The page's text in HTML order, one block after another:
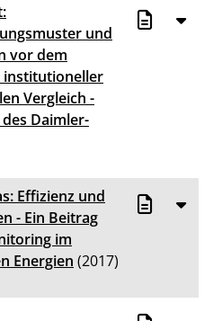
und
vor dem
Vergleich -
Daimler-
Effizienz und
- Ein Beitrag
im
Energien (2017)